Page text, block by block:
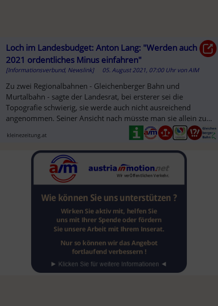
Loch im Landesbudget: Anton Lang: "Werden auch
2021 ordentliches Minus einfahren"
[Informationsverbund, Newslink] 05. August 2021, 07:00 Uhr vonAIM
Zu zwei Regionalbahnen - Gleichenberger Bahn und
Murtalbahn - sagte der Landesrat, bei ersterer sei die
Topografie schwierig, sie werde auch nicht ausreichend
angenommen. Seiner Ansicht nach müsste man sie allein zu
kleinezeitung.at